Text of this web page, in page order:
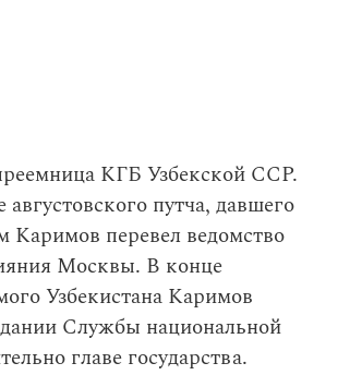
КГБ Узбекской ССР.
путча, давшего
перевел ведомство
Москвы. В конце
Узбекистана Каримов
Службы национальной
главе государства.